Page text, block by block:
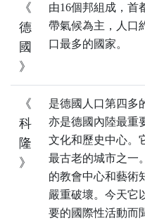
《
德
國
》
由16個邦組成，首
帶氣候為主，人口
口最多的國家。
《
科
隆
》
是德國人口第四多
亦是德國內陸最重
文化和歷史中心。
最古老的城市之一
的教會中心和藝術
嚴重破壞。今天它
要的國際性活動而